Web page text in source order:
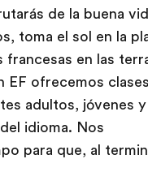
de la buena
toma el sol en la
en las
EF ofrecemos clases
adultos, jóvenes y
idioma. Nos
para que, al